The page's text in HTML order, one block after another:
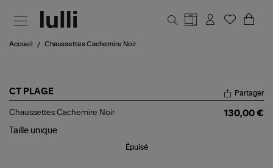
Accueil Chaussettes Cachemire Noir
CT PLAGE
Chaussettes
Noir
Partager
Chaussettes Cachemire Noir
130,00 €
Taille unique
Épuisé